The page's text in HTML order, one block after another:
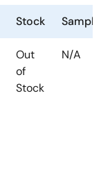
Stock
Out
of
Stock
N/A